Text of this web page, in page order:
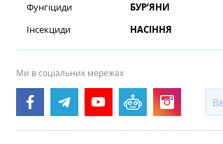
Фунгіциди
Інсекциди
БУР’ЯНИ
НАСІННЯ
Ми в соціальних мережах